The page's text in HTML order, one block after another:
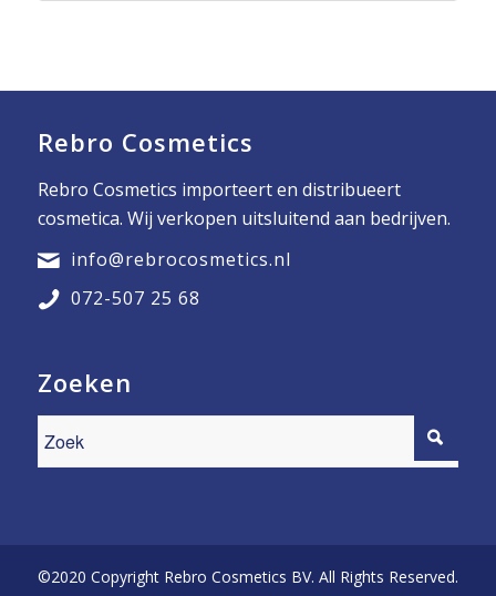
Rebro Cosmetics
Rebro Cosmetics importeert en distribueert
cosmetica. Wij verkopen uitsluitend aan bedrijven.
info@rebrocosmetics.nl
072-507 25 68
Zoeken
©2020 Copyright Rebro Cosmetics BV. All Rights Reserved.